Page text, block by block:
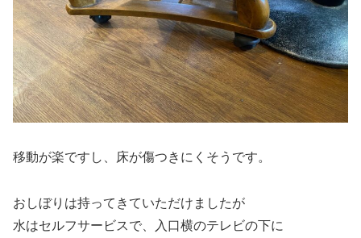
移動が楽ですし、床が傷つきにくそうです。
おしぼりは持ってきていただけましたが
水はセルフサービスで、入口横のテレビの下に